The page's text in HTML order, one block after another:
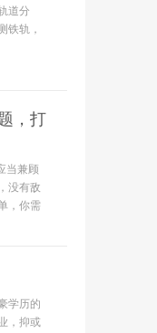
道分
铁轨，
，打
当兼顾
没有敌
，你需
学历的
，抑或